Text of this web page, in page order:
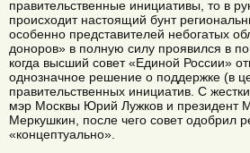
правительственные инициативы, то в
происходит настоящий бунт
особенно представителей небогатых
доноров» в полную силу проявился в
когда высший совет «Единой России»
однозначное решение о поддержке (в
правительственных инициатив. С
мэр Москвы Юрий Лужков и президент
Меркушкин, после чего совет одобрил
«концептуально».